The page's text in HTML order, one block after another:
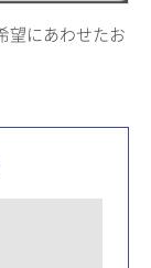
望にあわせたお